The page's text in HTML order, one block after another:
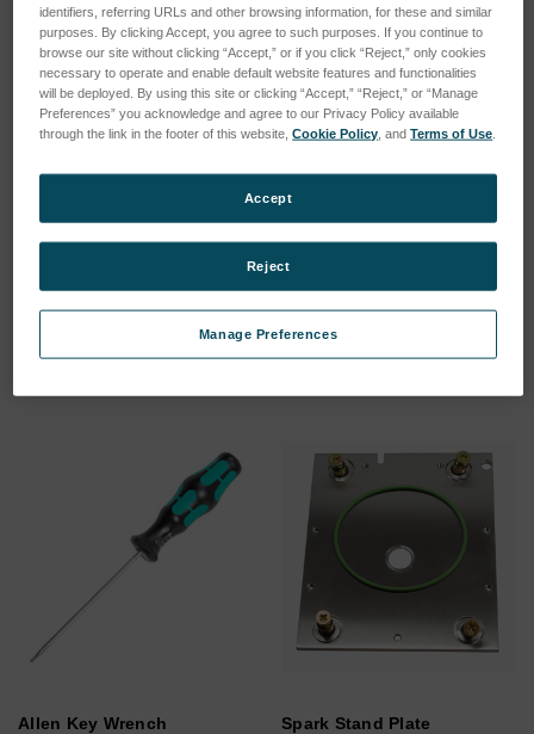
SKU: 54200056
Esegui l'accesso per vedere
i prezzi
Allen Key Wrench
Spark Stand Plate
identifiers, referring URLs and other browsing information, for these and similar
purposes. By clicking Accept, you agree to such purposes. If you continue to
browse our site without clicking “Accept,” or if you click “Reject,” only cookies
necessary to operate and enable default website features and functionalities
will be deployed. By using this site or clicking “Accept,” “Reject,” or “Manage
Preferences” you acknowledge and agree to our Privacy Policy available
through the link in the footer of this website,Cookie Policy , andTerms of Use
Manage Preferences
Reject
Accept